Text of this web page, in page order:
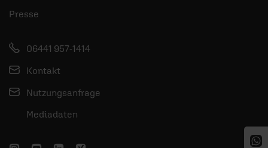
Presse
06441 957-1414
Kontakt
Nutzungsanfrage
Mediadaten